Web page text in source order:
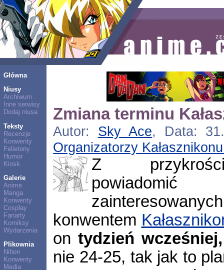
Główna
Niusy
Archiwum
Inne serwisy
Dodaj niusa
Teksty
Recenzje
Konwenty
Felietony
Humor
Kiosk
Galerie
Anime
Manga
Konwenty
Cosplay
Fanarty
Komiksy
Wydarzenia
Plikownia
Nihon
Konwenty
Media
Zmiana terminu
Autor: Sky Ace, Data:
Organizatorzy
Z
konwentem
ontydzień
nie 24-25, tak jak to